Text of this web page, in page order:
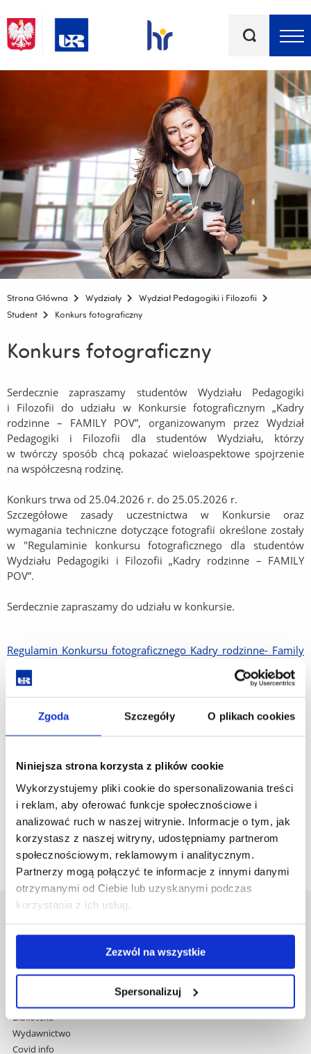
Zgoda Szczegóły O plikach cookies
Niniejsza strona korzysta z plików cookie
Wykorzystujemy pliki cookie do spersonalizowania treści
i reklam, aby oferować funkcje społecznościowe i
analizować ruch w naszej witrynie. Informacje o tym, jak
korzystasz z naszej witryny, udostępniamy partnerom
społecznościowym, reklamowym i analitycznym.
Partnerzy mogą połączyć te informacje z innymi danymi
otrzymanymi od Ciebie lub uzyskanymi podczas
korzystania z ich usług.
Zezwól na wszystkie
Spersonalizuj
kluczowe
Strona Główna Wydziały
Wydział Pedagogiki i Filozofii
Student
Konkurs fotograficzny
Konkurs fotograficzny
Serdecznie zapraszamy studentów Wydziału Pedagogiki
i Filozofii do udziału w Konkursie fotograficznym „Kadry
rodzinne – FAMILY POV”, organizowanym przez Wydział
Pedagogiki i Filozofii dla studentów Wydziału, którzy
w twórczy sposób chcą pokazać wieloaspektowe spojrzenie
na współczesną rodzinę.
Konkurs trwa od 25.04.2026 r. do 25.05.2026 r.
Szczegółowe zasady uczestnictwa w Konkursie oraz
wymagania techniczne dotyczące fotografii określone zostały
w "Regulaminie konkursu fotograficznego dla studentów
Wydziału Pedagogiki i Filozofii „Kadry rodzinne – FAMILY
POV”.
Serdecznie zapraszamy do udziału w konkursie.
Regulamin Konkursu fotograficznego Kadry rodzinne- Family
POV WPF
Załącznik nr 2 Dodatkowe informacje techniczne dla autorów
dotyczące metadanych
Wyniki Konkursu fotograficznego
Al. Tadeusza Rejtana 16C
35-959 Rzeszów
przejdź
do
Biblioteka
Wydawnictwo
Covid info